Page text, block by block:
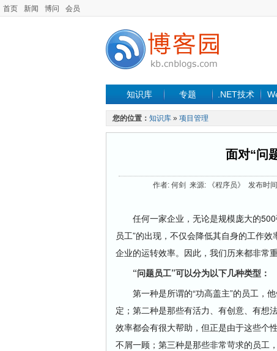
首页 新闻 博问 会员
知识库 专题 .NET技术
您的位置： 知识库 » 项目管理
面对“问
作者: 何剑 来源: 《程序员》 发布时
任何一家企业，无论是规模庞大的500
员工”的出现，不仅会降低其自身的工作
企业的运转效率。因此，我们历来都非常重
“问题员工”可以分为以下几种类型：
第一种是所谓的“功高盖主”的员工，他
定；第二种是那些有活力、有创意、有想
效率都会有很大帮助，但正是由于这些个
不屑一顾；第三种是那些非常苛求的员工